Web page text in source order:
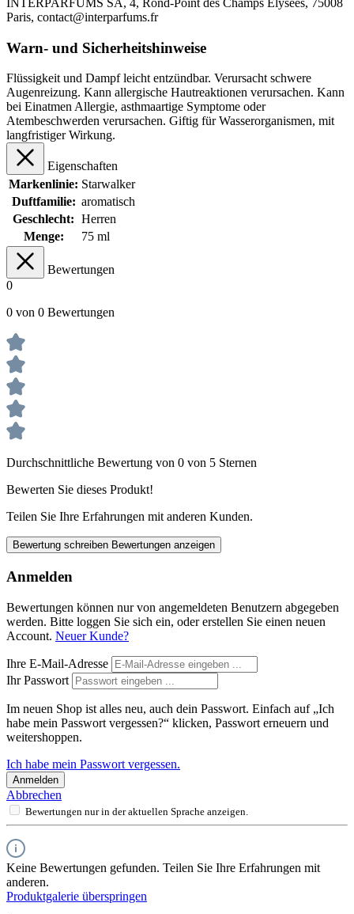
INTERPARFUMS SA, 4, Rond-Point des Champs Elysées, 75008
Paris, contact@interparfums.fr
Warn- und Sicherheitshinweise
Flüssigkeit und Dampf leicht entzündbar. Verursacht schwere
Augenreizung. Kann allergische Hautreaktionen verursachen. Kann
bei Einatmen Allergie, asthmaartige Symptome oder
Atembeschwerden verursachen. Giftig für Wasserorganismen, mit
langfristiger Wirkung.
Eigenschaften
Markenlinie: Starwalker
Duftfamilie: aromatisch
Geschlecht: Herren
Menge:
75 ml
Bewertungen
0
0 von 0 Bewertungen
Durchschnittliche Bewertung von 0 von 5 Sternen
Bewerten Sie dieses Produkt!
Teilen Sie Ihre Erfahrungen mit anderen Kunden.
Bewertung schreiben Bewertungen anzeigen
Anmelden
Bewertungen können nur von angemeldeten Benutzern abgegeben
werden. Bitte loggen Sie sich ein, oder erstellen Sie einen neuen
Account. Neuer Kunde?
Ihre E-Mail-Adresse
Ihr Passwort
Im neuen Shop ist alles neu, auch dein Passwort. Einfach auf „Ich
habe mein Passwort vergessen?“ klicken, Passwort erneuern und
weitershoppen.
Ich habe mein Passwort vergessen.
Anmelden
Abbrechen
Bewertungen nur in der aktuellen Sprache anzeigen.
Keine Bewertungen gefunden. Teilen Sie Ihre Erfahrungen mit
anderen.
Produktgalerie überspringen